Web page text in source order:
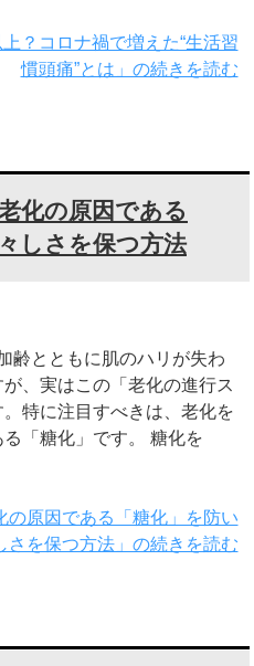
？コロナ禍で増えた“生活習
慣頭痛”とは」の続きを読む
化の原因である
しさを保つ方法
齢とともに肌のハリが失わ
、実はこの「老化の進行ス
特に注目すべきは、老化を
「糖化」です。 糖化を
の原因である「糖化」を防い
さを保つ方法」の続きを読む